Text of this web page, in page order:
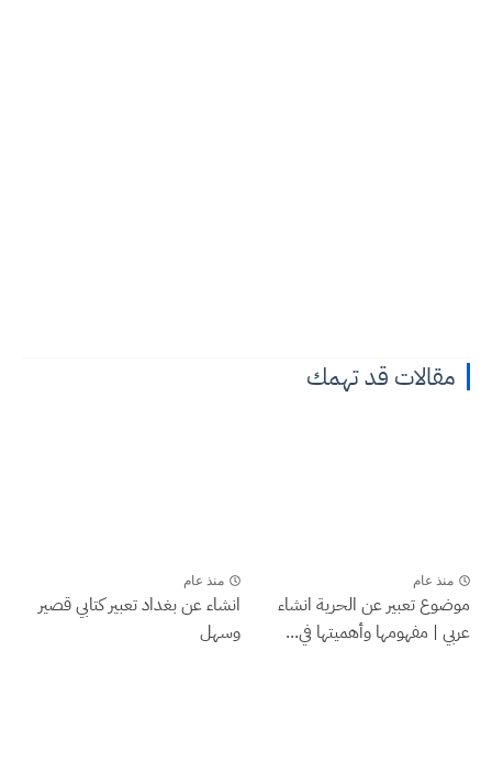
مقالات قد تهمك
منذ عام
موضوع تعبير عن الحرية انشاء
عربي | مفهومها وأهميتها في...
منذ عام
انشاء عن بغداد تعبير كتابي قصير
وسهل